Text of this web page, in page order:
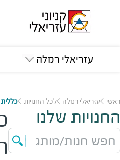
עזריאלי רמלה
ראשי עזריאלי רמלה לכל החנויות
החנויות שלנו
חפש חנות/מותג